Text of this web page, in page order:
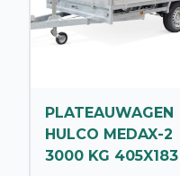
PLATEAUWAGEN
HULCO MEDAX-2
3000 KG 405X183